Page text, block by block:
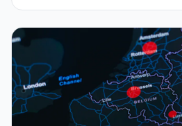
ボティクスを連携させる技術が注